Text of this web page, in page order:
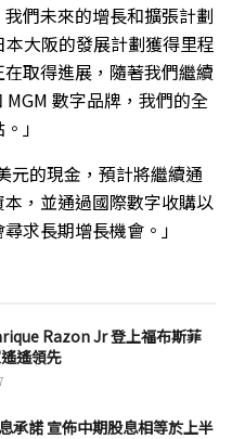
我們未來的增長和擴張計劃
大阪的發展計劃獲得里程
取得進展，隨著我們繼續
數字品牌，我們的全
」
元的現金，預計將繼續通
，並通過國際數字收購以
求長期增長機會。」
Razon Jr 登上福布斯菲
遙領先
承諾 宣佈中期股息相等於上半